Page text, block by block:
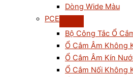
Dòng Wide Màu
PCE
Bộ Công Tắc Ổ
Ổ Cắm Âm Không
Ổ Cắm Âm Kín
Ổ Cắm Nối Không